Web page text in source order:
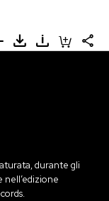
durante gli
nell’edizione